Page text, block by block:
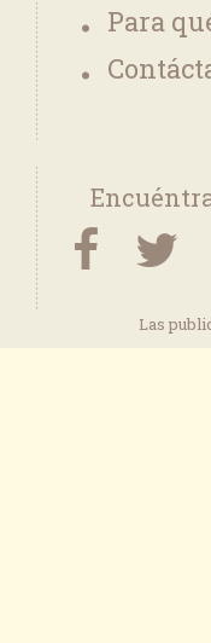
Para
Las